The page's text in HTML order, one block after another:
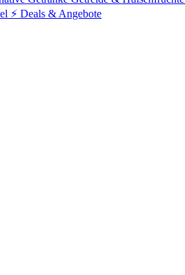
⚡ Deals & Angebote